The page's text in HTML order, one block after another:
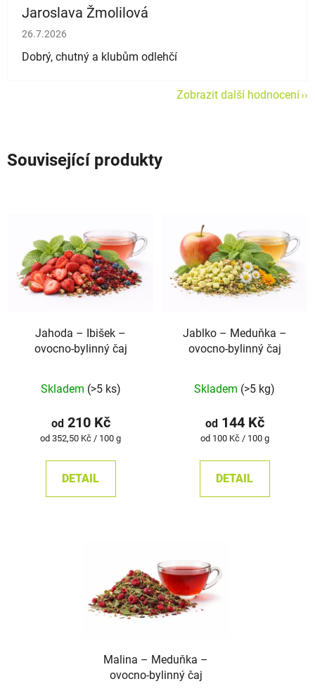
Jaroslava Žmolilová
Hodnocení obchodu je 5 z 5 hvězdiček.
26.7.2026
Dobrý, chutný a klubům odlehčí
Zobrazit další hodnocení
Související produkty
Jahoda – Ibišek –
ovocno-bylinný čaj
hodnocení
produktu
je
z
Skladem (>5 ks)
od210 Kč
Měrná
od 352,50 Kč / 100 g
DETAIL
Jablko – Meduňka –
ovocno-bylinný čaj
hodnocení
produktu
je
z
Skladem (>5 kg)
od144 Kč
Měrná
od 100 Kč / 100 g
DETAIL
Malina – Meduňka –
ovocno-bylinný čaj